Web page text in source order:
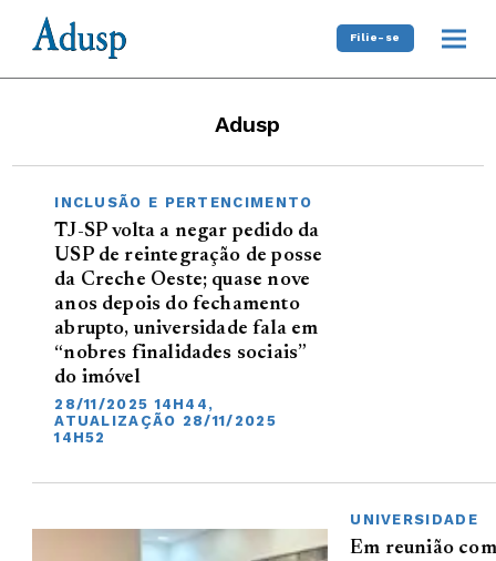
Filie-se
Adusp
INCLUSÃO E PERTENCIMENTO
TJ-SP volta a negar pedido da
USP de reintegração de posse
da Creche Oeste; quase nove
anos depois do fechamento
abrupto, universidade fala em
“nobres finalidades sociais”
do imóvel
28/11/2025 14H44,
ATUALIZAÇÃO 28/11/2025
14H52
UNIVERSIDADE
Em reunião